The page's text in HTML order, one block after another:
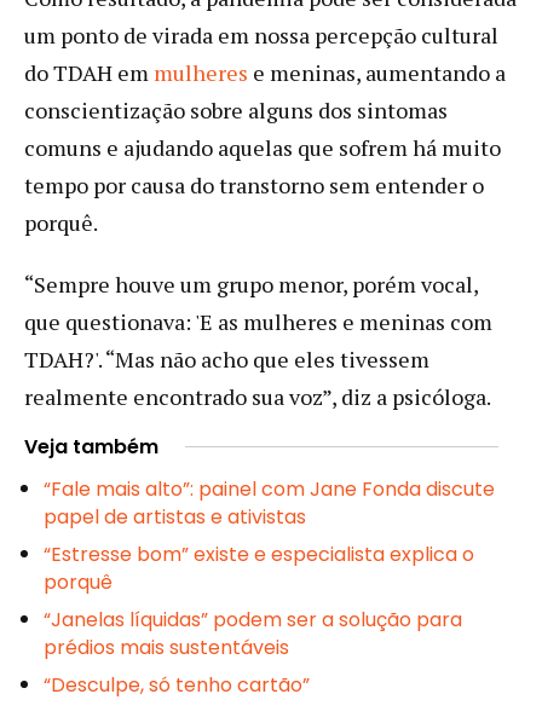
um ponto de virada em nossa percepção cultural
do TDAH em mulheres e meninas, aumentando a
conscientização sobre alguns dos sintomas
comuns e ajudando aquelas que sofrem há muito
tempo por causa do transtorno sem entender o
porquê.
“Sempre houve um grupo menor, porém vocal,
que questionava: 'E as mulheres e meninas com
TDAH?'. “Mas não acho que eles tivessem
realmente encontrado sua voz”, diz a psicóloga.
Veja também
“Fale mais alto”: painel com Jane Fonda discute
papel de artistas e ativistas
“Estresse bom” existe e especialista explica o
porquê
“Janelas líquidas” podem ser a solução para
prédios mais sustentáveis
“Desculpe, só tenho cartão”